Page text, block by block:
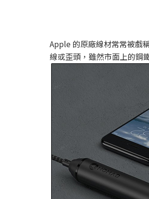
Apple 的原廠線材常常被戲
線或歪頭，雖然市面上的鋼